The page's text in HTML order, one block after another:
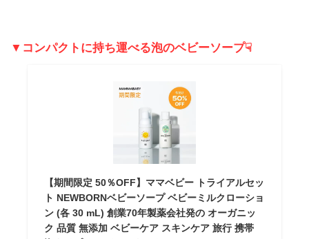
▼コンパクトに持ち運べる泡のベビーソープ☟
【期間限定 50％OFF】ママベビー トライアルセッ
ト NEWBORNベビーソープ ベビーミルクローショ
ン (各 30 mL) 創業70年製薬会社発の オーガニッ
ク 品質 無添加 ベビーケア スキンケア 旅行 携帯